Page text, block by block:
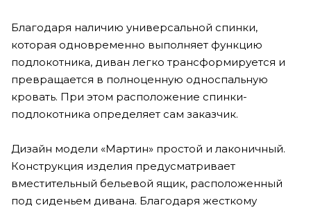
Благодаря наличию универсальной спинки,
которая одновременно выполняет функцию
подлокотника, диван легко трансформируется и
превращается в полноценную односпальную
кровать. При этом расположение спинки-
подлокотника определяет сам заказчик.
Дизайн модели «Мартин» простой и лаконичный.
Конструкция изделия предусматривает
вместительный бельевой ящик, расположенный
под сиденьем дивана. Благодаря жесткому